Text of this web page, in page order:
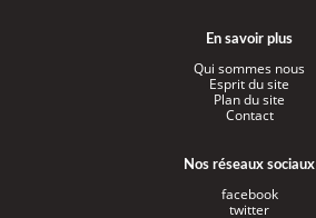
En savoir plus
Qui sommes nous
Esprit du site
Plan du site
Contact
Nos réseaux sociaux
facebook
twitter